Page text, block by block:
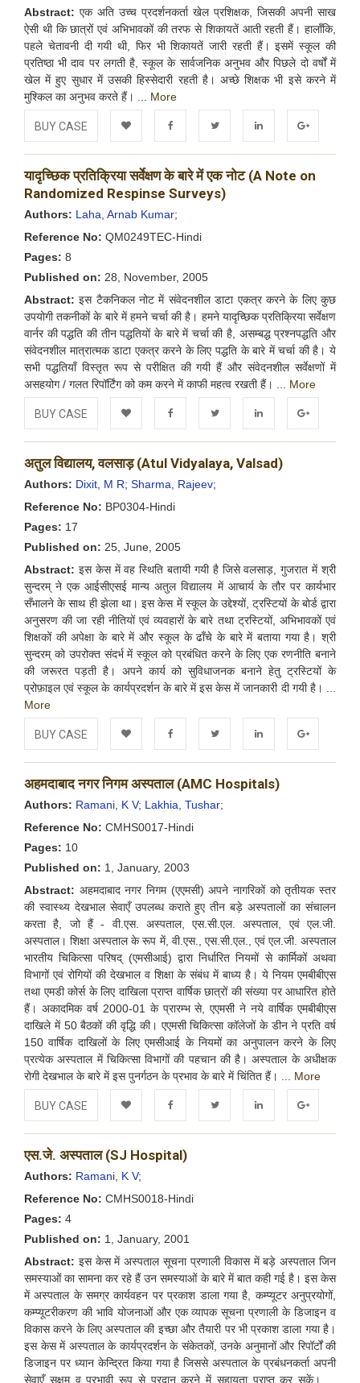
Abstract: एक अति उच्च प्रदर्शनकर्ता खेल प्रशिक्षक, जिसकी अपनी साख
ऐसी थी कि छात्रों एवं अभिभावकों की तरफ से शिकायतें आती रहती हैं। हालाँकि,
पहले चेतावनी दी गयी थी, फिर भी शिकायतें जारी रहती हैं। इसमें स्कूल की
प्रतिष्ठा भी दाव पर लगती है, स्कूल के सार्वजनिक अनुभव और पिछले दो वर्षों में
खेल में हुए सुधार में उसकी हिस्सेदारी रहती है। अच्छे शिक्षक भी इसे करने में
मुश्किल का अनुभव करते हैं। ... More
BUY CASE
Add to
Wishlist
FacebookTwitter LinkedIn Google+
यादृच्छिक प्रतिक्रिया सर्वेक्षण के बारे में एक नोट (A Note on
Randomized Respinse Surveys)
Authors: Laha, Arnab Kumar;
Reference No: QM0249TEC-Hindi
Pages: 8
Published on: 28, November, 2005
Abstract: इस टैकनिकल नोट में संवेदनशील डाटा एकत्र करने के लिए कुछ
उपयोगी तकनीकों के बारे में हमने चर्चा की है। हमने यादृच्छिक प्रतिक्रिया सर्वेक्षण
वार्नर की पद्धति की तीन पद्धतियों के बारे में चर्चा की है, असम्बद्ध प्रश्नपद्धति और
संवेदनशील मात्रात्मक डाटा एकत्र करने के लिए पद्धति के बारे में चर्चा की है। ये
सभी पद्धतियाँ विस्तृत रूप से परीक्षित की गयी हैं और संवेदनशील सर्वेक्षणों में
असहयोग / गलत रिपॉर्टिंग को कम करने में काफी महत्व रखती हैं। ... More
BUY CASE
Add to
Wishlist
FacebookTwitter LinkedIn Google+
अतुल विद्यालय, वलसाड़ (Atul Vidyalaya, Valsad)
Authors: Dixit, M R; Sharma, Rajeev;
Reference No: BP0304-Hindi
Pages: 17
Published on: 25, June, 2005
Abstract: इस केस में वह स्थिति बतायी गयी है जिसे वलसाड़, गुजरात में श्री
सुन्दरम् ने एक आईसीएसई मान्य अतुल विद्यालय में आचार्य के तौर पर कार्यभार
सँभालने के साथ ही झेला था। इस केस में स्कूल के उद्देश्यों, ट्रस्टियों के बोर्ड द्वारा
अनुसरण की जा रही नीतियों एवं व्यवहारों के बारे तथा ट्रस्टियों, अभिभावकों एवं
शिक्षकों की अपेक्षा के बारे में और स्कूल के ढाँचे के बारे में बताया गया है। श्री
सुन्दरम् को उपरोक्त संदर्भ में स्कूल को प्रबंधित करने के लिए एक रणनीति बनाने
की जरूरत पड़ती है। अपने कार्य को सुविधाजनक बनाने हेतु ट्रस्टियों के
प्रोफ़ाइल एवं स्कूल के कार्यप्रदर्शन के बारे में इस केस में जानकारी दी गयी है। ...
More
BUY CASE
Add to FacebookTwitter LinkedIn Google+
अहमदाबाद नगर निगम अस्पताल (AMC Hospitals)
Authors: Ramani, K V; Lakhia, Tushar;
Reference No: CMHS0017-Hindi
Pages: 10
Published on: 1, January, 2003
Abstract: अहमदाबाद नगर निगम (एएमसी) अपने नागरिकों को तृतीयक स्तर
की स्वास्थ्य देखभाल सेवाएँ उपलब्ध कराते हुए तीन बड़े अस्पतालों का संचालन
करता है, जो हैं - वी.एस. अस्पताल, एस.सी.एल. अस्पताल, एवं एल.जी.
अस्पताल। शिक्षा अस्पताल के रूप में, वी.एस., एस.सी.एल., एवं एल.जी. अस्पताल
भारतीय चिकित्सा परिषद् (एमसीआई) द्वारा निर्धारित नियमों से कार्मिकों अथवा
विभागों एवं रोगियों की देखभाल व शिक्षा के संबंध में बाध्य है। ये नियम एमबीबीएस
तथा एमडी कोर्स के लिए दाखिला प्राप्त वार्षिक छात्रों की संख्या पर आधारित होते
हैं। अकादमिक वर्ष 2000-01 के प्रारम्भ से, एएमसी ने नये वार्षिक एमबीबीएस
दाखिले में 50 बैठकों की वृद्धि की। एएमसी चिकित्सा कॉलेजों के डीन ने प्रति वर्ष
150 वार्षिक दाखिलों के लिए एमसीआई के नियमों का अनुपालन करने के लिए
प्रत्येक अस्पताल में चिकित्सा विभागों की पहचान की है। अस्पताल के अधीक्षक
रोगी देखभाल के बारे में इस पुनर्गठन के प्रभाव के बारे में चिंतित हैं। ... More
BUY CASE
Add to FacebookTwitter LinkedIn Google+
एस.जे. अस्पताल (SJ Hospital)
Authors: Ramani, K V;
Reference No: CMHS0018-Hindi
Pages: 4
Published on: 1, January, 2001
Abstract: इस केस में अस्पताल सूचना प्रणाली विकास में बड़े अस्पताल जिन
समस्याओं का सामना कर रहे हैं उन समस्याओं के बारे में बात कही गई है। इस केस
में अस्पताल के समग्र कार्यवहन पर प्रकाश डाला गया है, कम्प्यूटर अनुप्रयोगों,
कम्प्यूटरीकरण की भावि योजनाओं और एक व्यापक सूचना प्रणाली के डिजाइन व
विकास करने के लिए अस्पताल की इच्छा और तैयारी पर भी प्रकाश डाला गया है।
इस केस में अस्पताल के कार्यप्रदर्शन के संकेतकों, उनके अनुमानों और रिपॉर्टों की
डिजाइन पर ध्यान केन्द्रित किया गया है जिससे अस्पताल के प्रबंधनकर्ता अपनी
सेवाएँ सक्षम व प्रभावी रूप से प्रदान करने में सहायता प्राप्त कर सकें। ...